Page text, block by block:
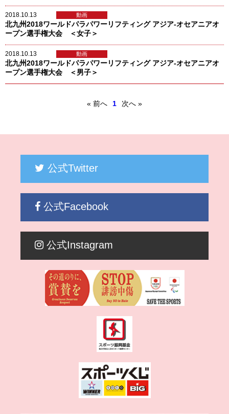
2018.10.13 動画
北九州2018ワールドパラパワーリフティング アジア-オセアニアオ
ープン選手権大会 ＜女子＞
2018.10.13 動画
北九州2018ワールドパラパワーリフティング アジア-オセアニアオ
ープン選手権大会 ＜男子＞
« 前へ 1 次へ »
公式Twitter
公式Facebook
公式Instagram